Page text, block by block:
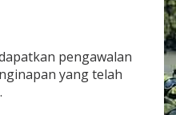
pengawalan
yang telah